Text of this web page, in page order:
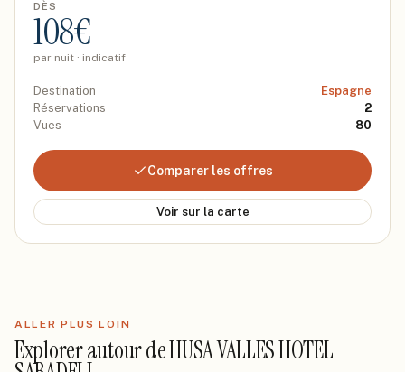
DÈS
108€
par nuit · indicatif
Destination
Espagne
Réservations
2
Vues
80
Comparer les offres
Voir sur la carte
ALLER PLUS LOIN
Explorer autour deHUSA VALLES HOTEL